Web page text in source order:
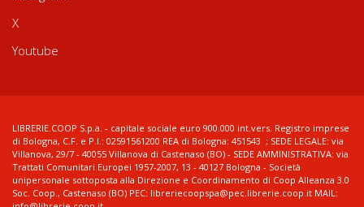
X
Youtube
LIBRERIE.COOP S.p.a. - capitale sociale euro 900.000 int.vers. Registro imprese
di Bologna, C.F. e P.I.: 02591561200 REA di Bologna: 451543 ; SEDE LEGALE: via
Villanova, 29/7 - 40055 Villanova di Castenaso (BO) - SEDE AMMINISTRATIVA: via
Trattati Comunitari Europei 1957-2007, 13 - 40127 Bologna - Società
unipersonale sottoposta alla Direzione e Coordinamento di Coop Alleanza 3.0
Soc. Coop., Castenaso (BO) PEC: libreriecoopspa@pec.librerie.coop.it MAIL: